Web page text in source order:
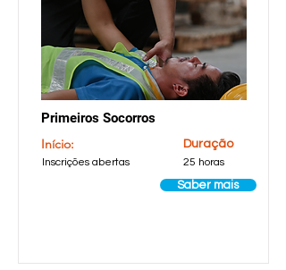
Primeiros Socorros
Início:
Inscrições abertas
Duração
25 horas
Saber mais